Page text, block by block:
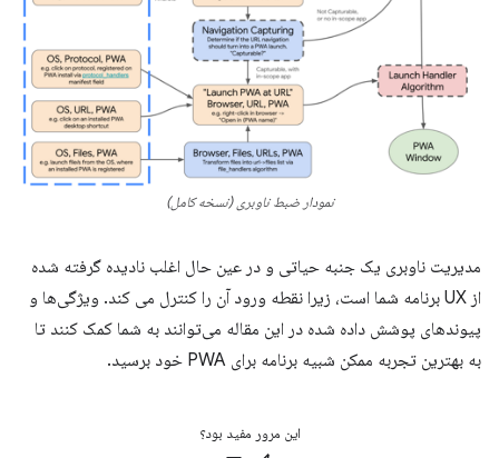
نمودار ضبط ناوبری (نسخه کامل)
مدیریت ناوبری یک جنبه حیاتی و در عین حال اغلب نادیده گرفته شده
از UX برنامه شما است، زیرا نقطه ورود آن را کنترل می کند. ویژگی‌ها و
پیوندهای پوشش داده شده در این مقاله می‌توانند به شما کمک کنند تا
به بهترین تجربه ممکن شبیه برنامه برای PWA خود برسید.
این مرور مفید بود؟